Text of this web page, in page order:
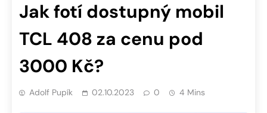
Jak fotí dostupný mobil
TCL 408 za cenu pod
3000 Kč?
Adolf Pupík 02.10.2023 0 4 Mins